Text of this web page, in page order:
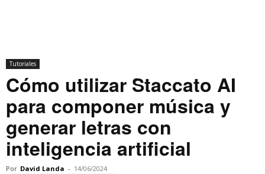
Tutoriales
Cómo utilizar Staccato AI
para componer música y
generar letras con
inteligencia artificial
Por David Landa - 14/06/2024